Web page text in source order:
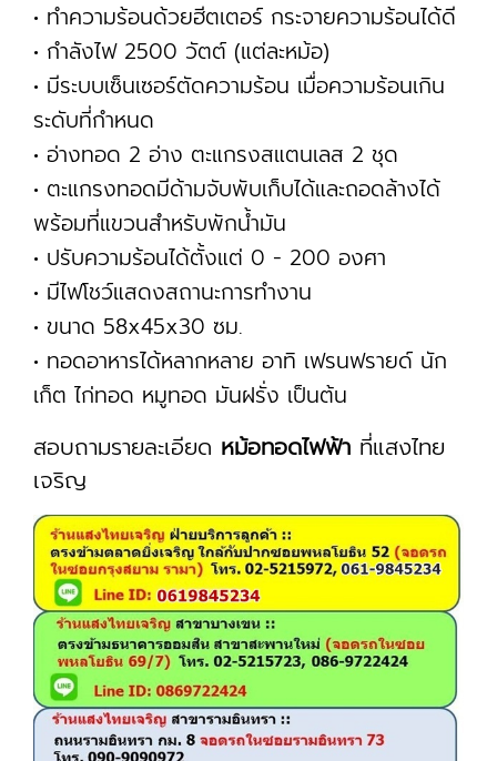
• ทำความร้อนด้วยฮีตเตอร์ กระจายความร้อนได้ดี
• กำลังไฟ 2500 วัตต์ (แต่ละหม้อ)
• มีระบบเซ็นเซอร์ตัดความร้อน เมื่อความร้อนเกิน
ระดับที่กำหนด
• อ่างทอด 2 อ่าง ตะแกรงสแตนเลส 2 ชุด
• ตะแกรงทอดมีด้ามจับพับเก็บได้และถอดล้างได้
พร้อมที่แขวนสำหรับพักน้ำมัน
• ปรับความร้อนได้ตั้งแต่ 0 - 200 องศา
• มีไฟโชว์แสดงสถานะการทำงาน
• ขนาด 58x45x30 ซม.
• ทอดอาหารได้หลากหลาย อาทิ เฟรนฟรายด์ นัก
เก็ต ไก่ทอด หมูทอด มันฝรั่ง เป็นต้น
สอบถามรายละเอียด หม้อทอดไฟฟ้า ที่แสงไทย
เจริญ